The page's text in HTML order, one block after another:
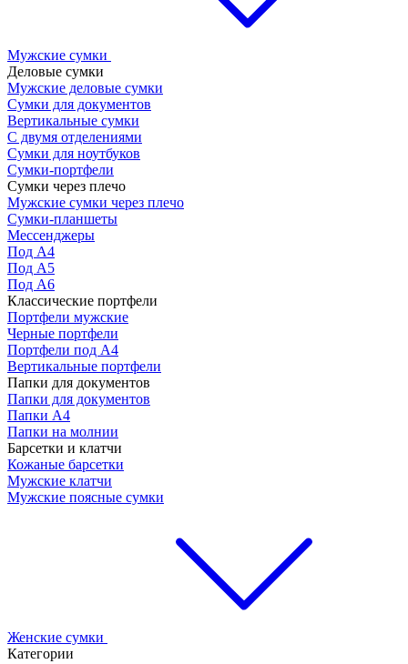
Мужские сумки
Деловые сумки
Мужские деловые сумки
Сумки для документов
Вертикальные сумки
С двумя отделениями
Сумки для ноутбуков
Сумки-портфели
Сумки через плечо
Мужские сумки через плечо
Сумки-планшеты
Мессенджеры
Под А4
Под А5
Под А6
Классические портфели
Портфели мужские
Черные портфели
Портфели под А4
Вертикальные портфели
Папки для документов
Папки для документов
Папки А4
Папки на молнии
Барсетки и клатчи
Кожаные барсетки
Мужские клатчи
Мужские поясные сумки
Женские сумки
Категории